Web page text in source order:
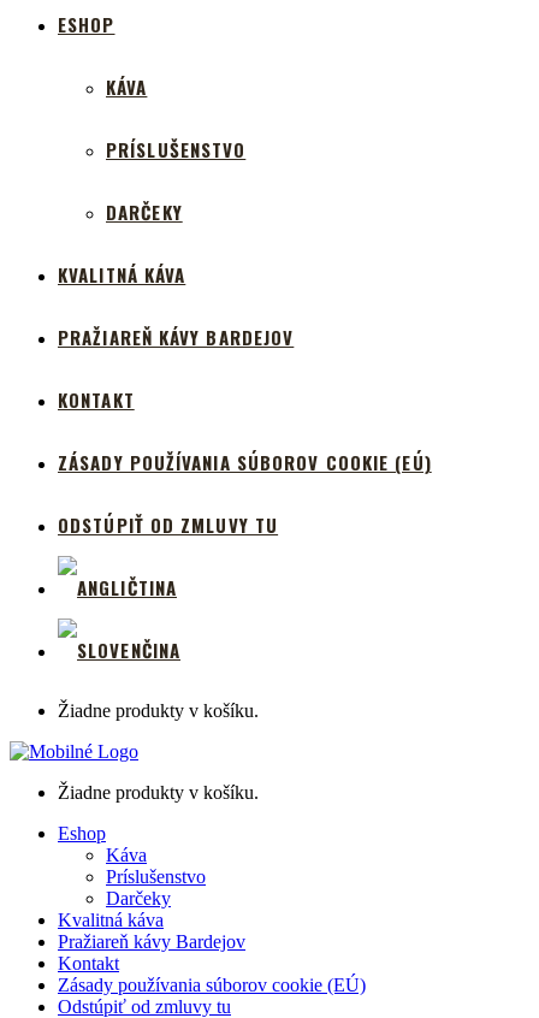
ESHOP
KÁVA
PRÍSLUŠENSTVO
DARČEKY
KVALITNÁ KÁVA
PRAŽIAREŇ KÁVY BARDEJOV
KONTAKT
ZÁSADY POUŽÍVANIA SÚBOROV COOKIE (EÚ)
ODSTÚPIŤ OD ZMLUVY TU
Žiadne produkty v košíku.
Žiadne produkty v košíku.
Eshop
Káva
Príslušenstvo
Darčeky
Kvalitná káva
Pražiareň kávy Bardejov
Kontakt
Zásady používania súborov cookie (EÚ)
Odstúpiť od zmluvy tu